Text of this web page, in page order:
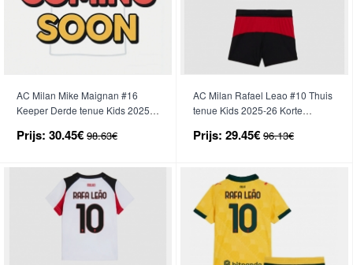
AC Milan Mike Maignan #16
Keeper Derde tenue Kids 2025-
Prijs: 30.45€ 98.63€
AC Milan Rafael Leao #10 Thuis
tenue Kids 2025-26 Korte
Prijs: 29.45€ 96.13€